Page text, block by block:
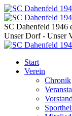
SC Dahenfeld 1946
Unser Dorf - Unser
Start
Verein
Chronik
Vorstand